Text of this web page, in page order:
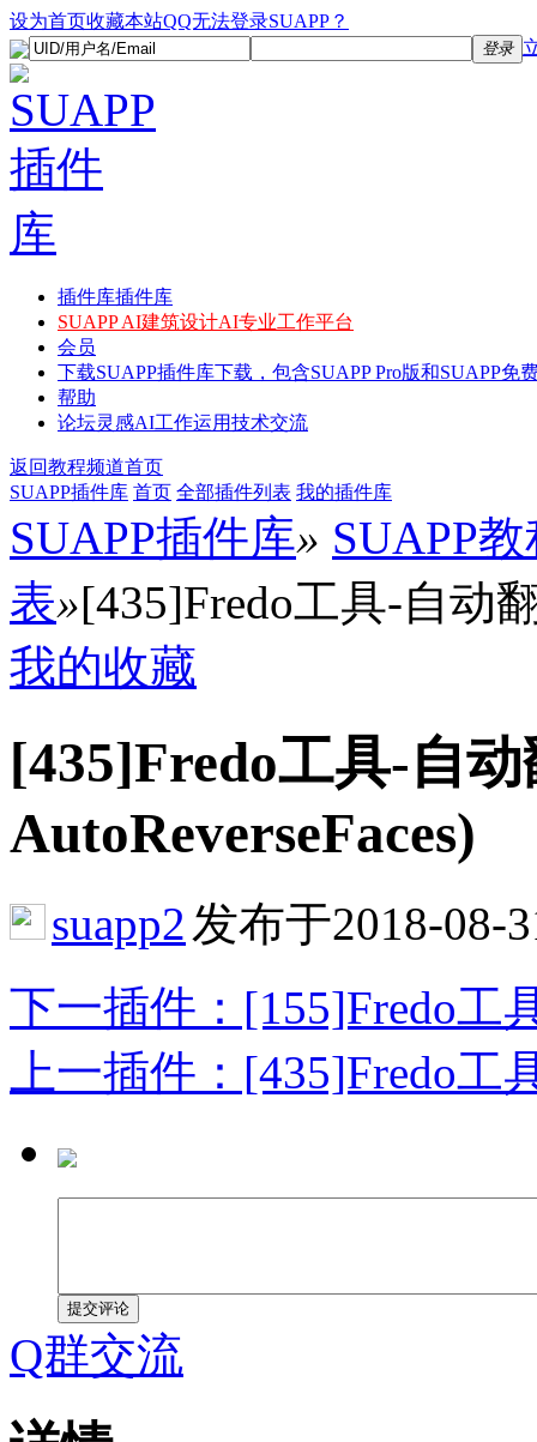
设为首页收藏本站QQ无法登录SUAPP？
登录
插件库插件库
SUAPP AI建筑设计AI专业工作平台
会员
下载SUAPP插件库下载，包含SUAPP Pro版和SUAPP免
帮助
论坛灵感AI工作运用技术交流
返回教程频道首页
SUAPP插件库 首页 全部插件列表 我的插件库
SUAPP插件库» SUAPP
表»[435]Fredo工具-自动
我的收藏
[435]Fredo工具-自
AutoReverseFaces)
suapp2发布于2018-08-
下一插件：[155]Fredo工
上一插件：[435]Fredo
提交评论
Q群交流